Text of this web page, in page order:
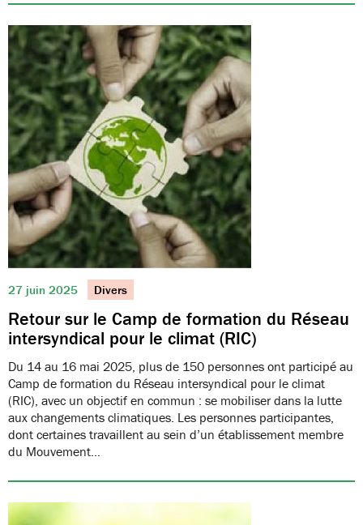
27 juin 2025 Divers
Retour sur le Camp de formation du Réseau
intersyndical pour le climat (RIC)
Du 14 au 16 mai 2025, plus de 150 personnes ont participé au
Camp de formation du Réseau intersyndical pour le climat
(RIC), avec un objectif en commun : se mobiliser dans la lutte
aux changements climatiques. Les personnes participantes,
dont certaines travaillent au sein d’un établissement membre
du Mouvement…